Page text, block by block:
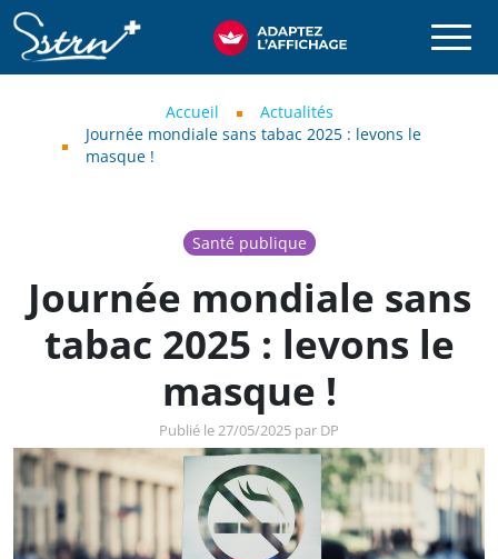
Aller au contenu principal
SSTRN
Accueil
Actualités
Journée mondiale sans tabac 2025 : levons le
masque !
Santé publique
Journée mondiale sans
tabac 2025 : levons le
masque !
Publié le 27/05/2025 par DP